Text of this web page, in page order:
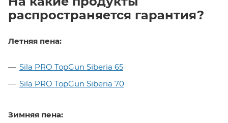
распространяется гарантия?
Летняя пена:
Sila PRO TopGun Siberia 65
Sila PRO TopGun Siberia 70
Зимняя пена: